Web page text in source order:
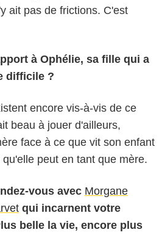
ait pas de frictions. C'est
à Ophélie, sa fille qui a
difficile ?
encore vis-à-vis de ce
beau à jouer d'ailleurs,
face à ce que vit son enfant
peut en tant que mère.
vous avec Morgane
qui incarnent votre
belle la vie, encore plus